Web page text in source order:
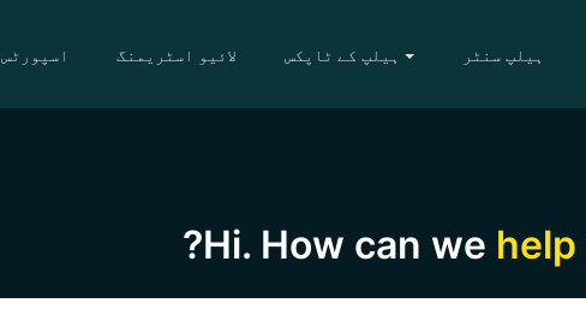
ہیلپ سنٹر ہیلپ کے ٹاپکس لائیو اسٹریمنگ اسپورٹس BJ
Hi. How can we help